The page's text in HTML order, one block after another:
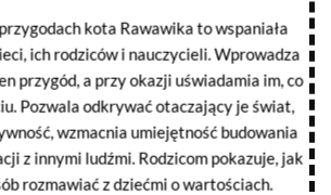
kota Rawawika to wspaniała
ich rodziców i nauczycieli. Wprowadza
przygód, a przy okazji uświadamia im, co
Pozwala odkrywać otaczający je świat,
wzmacnia umiejętność budowania
z innymi ludźmi. Rodzicom pokazuje, jak
rozmawiać z dziećmi o wartościach.